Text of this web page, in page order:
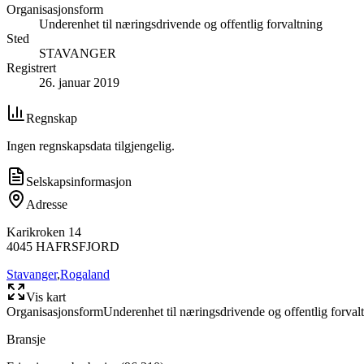
Organisasjonsform
Underenhet til næringsdrivende og offentlig forvaltning
Sted
STAVANGER
Registrert
26. januar 2019
Regnskap
Ingen regnskapsdata tilgjengelig.
Selskapsinformasjon
Adresse
Karikroken 14
4045 HAFRSFJORD
Stavanger,Rogaland
Vis kart
OrganisasjonsformUnderenhet til næringsdrivende og offentlig
Bransje